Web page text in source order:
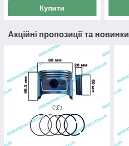
Купити
Акційні пропозиції та новинки